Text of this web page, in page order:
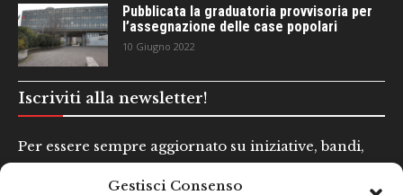
Gestisci Consenso
Pubblicata la graduatoria provvisoria per
l’assegnazione delle case popolari
10 Giugno 2022
Iscriviti alla newsletter!
Per essere sempre aggiornato su iniziative, bandi,